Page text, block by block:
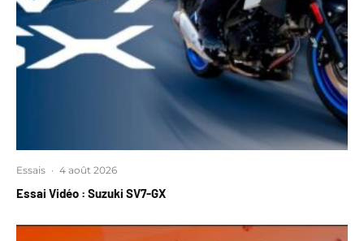
Essais · 4 août 2026
Essai Vidéo : Suzuki SV7-GX